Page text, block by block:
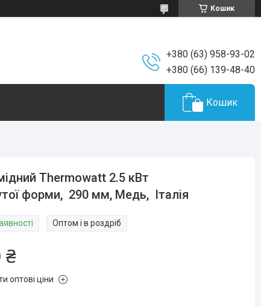
Кошик
+380 (63) 958-93-02
+380 (66) 139-48-40
Кошик
Thermowatt 2.5 кВт
форми, 290 мм, Медь, Італія
Оптом і в роздріб
₴
оптові ціни